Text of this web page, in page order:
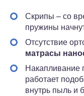
Скрипы – со
пружины
Отсутствие
матрасы
Накапливание
работает
внутрь пыль и